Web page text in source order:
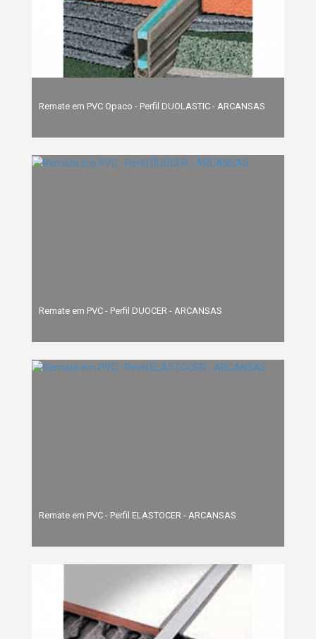
Remate em PVC Opaco - Perfil DUOLASTIC - ARCANSAS
Remate em PVC - Perfil DUOCER - ARCANSAS
Remate em PVC - Perfil ELASTOCER - ARCANSAS